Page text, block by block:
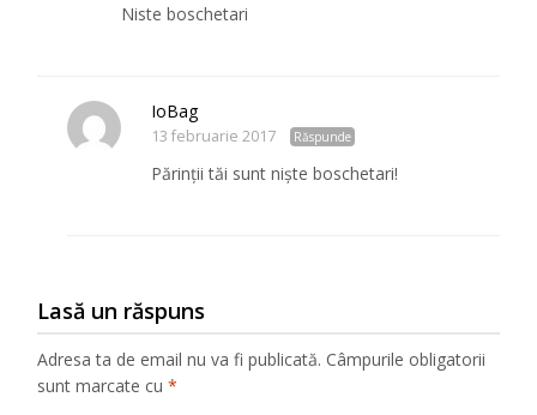
Niste boschetari
IoBag
13 februarie 2017 Răspunde
Părinții tăi sunt niște boschetari!
Lasă un răspuns
Adresa ta de email nu va fi publicată. Câmpurile obligatorii
sunt marcate cu*